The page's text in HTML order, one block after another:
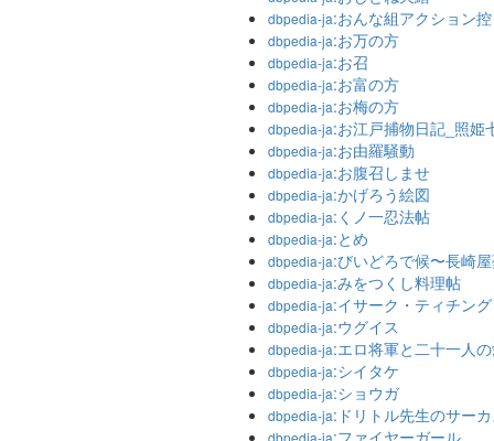
dbpedia-ja:おんな組アクション控
dbpedia-ja:お万の方
dbpedia-ja:お召
dbpedia-ja:お富の方
dbpedia-ja:お梅の方
dbpedia-ja:お江戸捕物日記_照姫
dbpedia-ja:お由羅騒動
dbpedia-ja:お腹召しませ
dbpedia-ja:かげろう絵図
dbpedia-ja:くノ一忍法帖
dbpedia-ja:とめ
dbpedia-ja:びいどろで候〜長崎
dbpedia-ja:みをつくし料理帖
dbpedia-ja:イサーク・ティチング
dbpedia-ja:ウグイス
dbpedia-ja:エロ将軍と二十一人
dbpedia-ja:シイタケ
dbpedia-ja:ショウガ
dbpedia-ja:ドリトル先生のサー
dbpedia-ja:ファイヤーガール